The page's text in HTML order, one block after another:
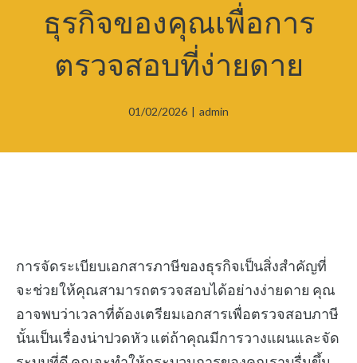
ธุรกิจของคุณเพื่อการ
ตรวจสอบที่ง่ายดาย
01/02/2026 | admin
การจัดระเบียบเอกสารภาษีของธุรกิจเป็นสิ่งสำคัญที่
จะช่วยให้คุณสามารถตรวจสอบได้อย่างง่ายดาย คุณ
อาจพบว่าเวลาที่ต้องเตรียมเอกสารเพื่อตรวจสอบภาษี
นั้นเป็นเรื่องน่าปวดหัว แต่ถ้าคุณมีการวางแผนและจัด